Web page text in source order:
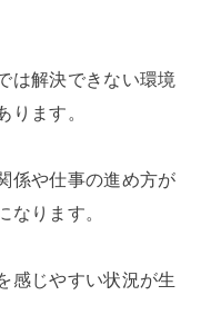
は解決できない環境
ります。
係や仕事の進め方が
なります。
感じやすい状況が生